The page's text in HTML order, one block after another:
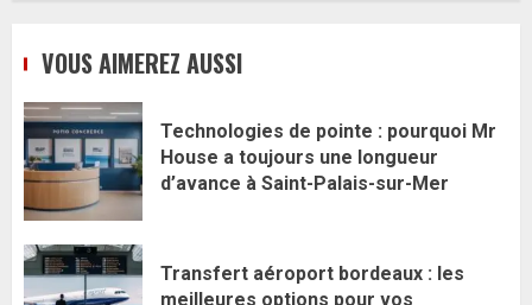
VOUS AIMEREZ AUSSI
Technologies de pointe : pourquoi Mr
House a toujours une longueur
d’avance à Saint-Palais-sur-Mer
Transfert aéroport bordeaux : les
meilleures options pour vos